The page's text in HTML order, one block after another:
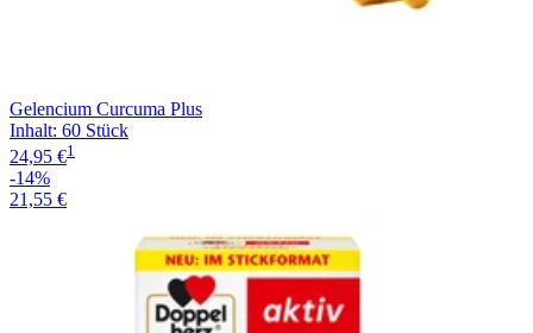
Gelencium Curcuma Plus
Inhalt: 60 Stück
24,95 €1
-14%
21,55 €